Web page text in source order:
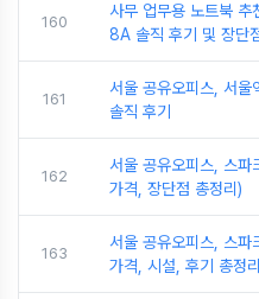
160
사무 업무용 노트북
8A 솔직 후기 및 장단
161
서울 공유오피스, 서울
솔직 후기
162
서울 공유오피스, 스파
가격, 장단점 총정리)
163
서울 공유오피스, 스파
가격, 시설, 후기 총정